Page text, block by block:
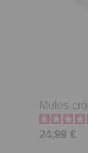
Mules
24,99 €